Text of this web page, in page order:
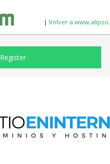
| Volver a
Register